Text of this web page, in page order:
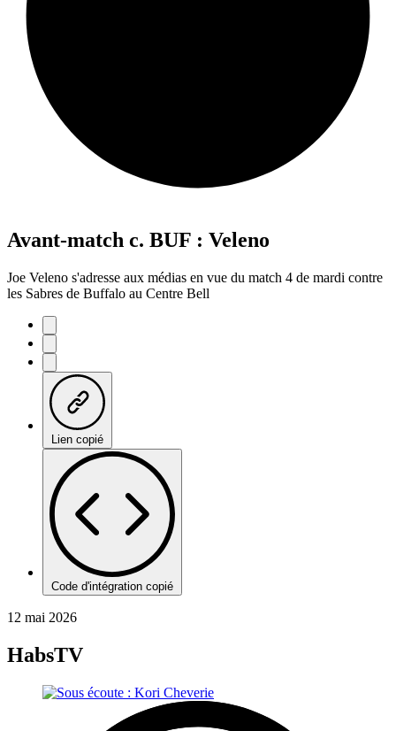
Avant-match c. BUF : Veleno
Joe Veleno s'adresse aux médias en vue du match 4 de mardi contre
les Sabres de Buffalo au Centre Bell
Lien copié
Code d'intégration copié
12 mai 2026
HabsTV